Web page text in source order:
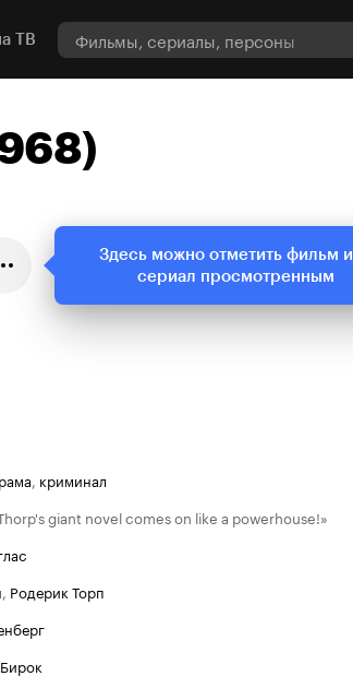
ТВ
, криминал
giant novel comes on like a powerhouse!»
, Родерик Торп
Здесь можно отметить фильм
сериал просмотренным